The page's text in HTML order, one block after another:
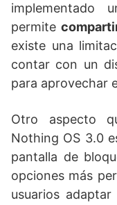
implementado
permite
existe una
contar con un
para aprovechar
Otro aspecto
Nothing OS 3.0
pantalla de
opciones más
usuarios